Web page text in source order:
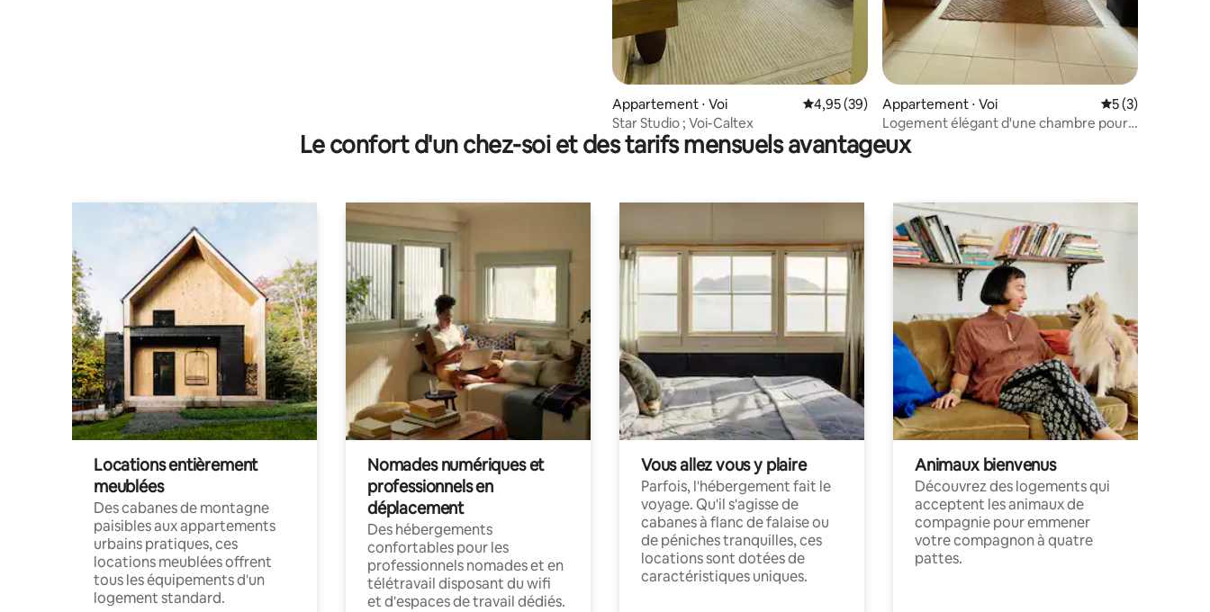
Appartement ⋅ Voi Évaluation moyenne sur la base de 39 commentaires : 4,95 sur 5
4,95 (39)
Star Studio ; Voi-Caltex
Appartement ⋅ Voi Évaluation
5 (3)
Logement élégant d'une chambre pour
une escapade
Le confort d'un chez-soi et des tarifs mensuels avantageux
Locations entièrement
meublées
Des cabanes de montagne
paisibles aux appartements
urbains pratiques, ces
locations meublées offrent
tous les équipements d'un
logement standard.
Nomades numériques et
professionnels en
déplacement
Des hébergements
confortables pour les
professionnels nomades et en
télétravail disposant du wifi
et d'espaces de travail dédiés.
Vous allez vous y plaire
Parfois, l'hébergement fait le
voyage. Qu'il s'agisse de
cabanes à flanc de falaise ou
de péniches tranquilles, ces
locations sont dotées de
caractéristiques uniques.
Animaux bienvenus
Découvrez des logements qui
acceptent les animaux de
compagnie pour emmener
votre compagnon à quatre
pattes.